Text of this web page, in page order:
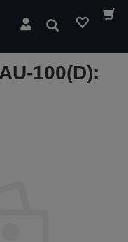
Pesquisar
100(D):